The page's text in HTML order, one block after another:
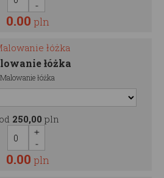
0.00 pln
łóżka
Malowanie łóżka
od 250,00 pln
0.00 pln